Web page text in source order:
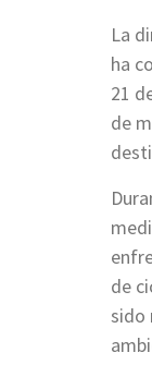
La
ha
21
de
de
sido